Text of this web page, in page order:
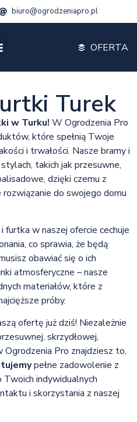
biuro@ogrodzeniapro.pl
OFERTA
Turek
w Turku! W Ogrodzenia Pro
które spełnią Twoje
i trwałości. Nasze bramy i
takich jak przesuwne,
dzięki czemu z
do swojego domu
furtka w naszej ofercie cechuje
co sprawia, że będą
obawiać się o ich
atmosferyczne – nasze
materiałów, które z
próby.
ofertę już dziś! Niezależnie
skrzydłowej,
Pro znajdziesz to,
pełne zadowolenie z
indywidualnych
i skorzystania z naszej